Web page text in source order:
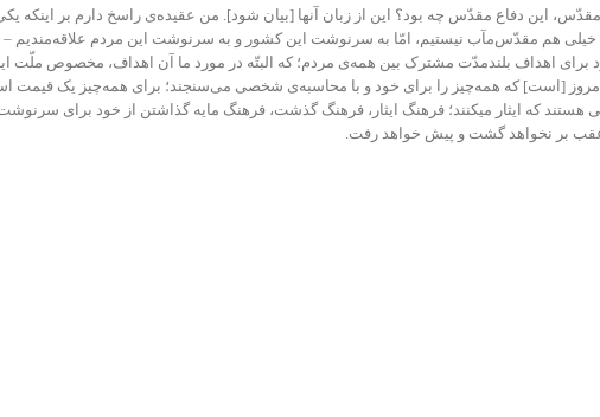
مقدّس، این دفاع مقدّس چه بود؟ این از زبان آنها [بیان شود]. من عقیده‌ی راسخ دارم بر
هم مقدّس‌مآب نیستیم، امّا به سرنوشت این کشور و به سرنوشت این مردم علاقه‌مندیم –
اهداف بلندمدّت مشترک بین همه‌ی مردم؛ که البتّه در مورد ما آن اهداف، مخصوص ملّت
[است‌] که همه‌چیز را برای خود و با محاسبه‌ی شخصی می‌سنجند؛ برای همه‌چیز یک
است؛ یعنی «وَ یؤثِرونَ عَلی‌ اَنفُسِهِم»؛(۱) اینها کسانی هستند که ایثار میکنند؛ فرهنگ ایثار، فرهنگ گذشت، فرهنگ
عقب بر نخواهد گشت و پیش خواهد رفت.